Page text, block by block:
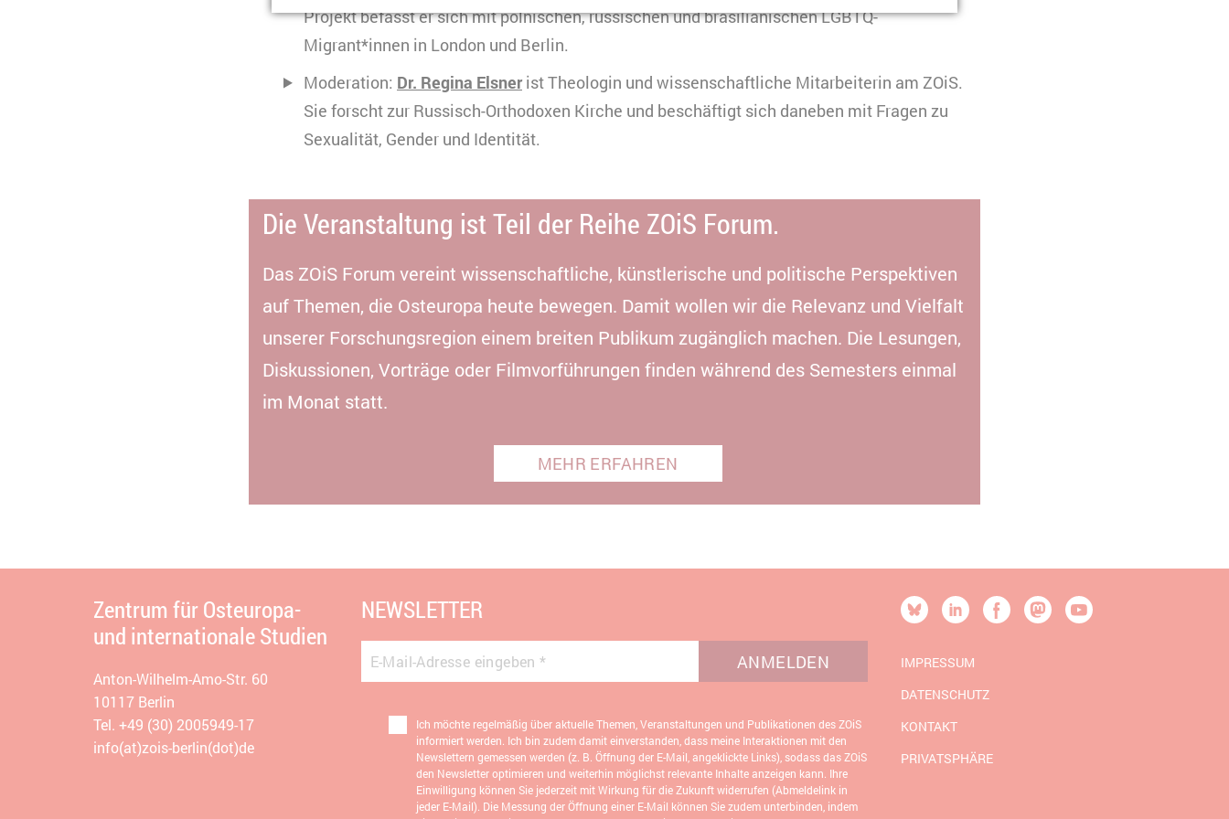
Projekt befasst er sich mit polnischen, russischen und brasilianischen LGBTQ-
Migrant*innen in London und Berlin.
Moderation: Dr. Regina Elsnerist Theologin und wissenschaftliche Mitarbeiterin am ZOiS.
Sie forscht zur Russisch-Orthodoxen Kirche und beschäftigt sich daneben mit Fragen zu
Sexualität, Gender und Identität.
Die Veranstaltung ist Teil der Reihe ZOiS Forum.
Das ZOiS Forum vereint wissenschaftliche, künstlerische und politische Perspektiven
auf Themen, die Osteuropa heute bewegen. Damit wollen wir die Relevanz und Vielfalt
unserer Forschungsregion einem breiten Publikum zugänglich machen. Die Lesungen,
Diskussionen, Vorträge oder Filmvorführungen finden während des Semesters einmal
im Monat statt.
MEHR ERFAHREN
Zentrum für Osteuropa-
und internationale Studien
Anton-Wilhelm-Amo-Str. 60
10117 Berlin
Tel. +49 (30) 2005949-17
info(at)zois-berlin(dot)de
NEWSLETTER
E-Mail-Adresse eingeben*
Ich möchte regelmäßig über aktuelle Themen, Veranstaltungen und Publikationen des ZOiS
informiert werden. Ich bin zudem damit einverstanden, dass meine Interaktionen mit den
Newslettern gemessen werden (z. B. Öffnung der E-Mail, angeklickte Links), sodass das ZOiS
den Newsletter optimieren und weiterhin möglichst relevante Inhalte anzeigen kann. Ihre
Einwilligung können Sie jederzeit mit Wirkung für die Zukunft widerrufen (Abmeldelink in
jeder E-Mail). Die Messung der Öffnung einer E-Mail können Sie zudem unterbinden, indem
ANMELDEN
[SOCIALLINKSTITLE]
BlueskyLinkedinFacebookMastodonYouTube
IMPRESSUM
DATENSCHUTZ
KONTAKT
PRIVATSPHÄRE
Anbieter
TYPO3
Speichert dazu eine Besucher-ID.
Ablauf
13 Monate
Typ
HTML
Anbieter
Matomo
Zweck
Kurzzeitiges Cookie, um vorübergehende Daten des Besuchs zu
Ablauf
30 Minuten
Typ
HTML
Anbieter
Matomo
Bindet Videos ein, die unsere Kampagnenarbeit präsentieren. Es werden
Cookies gesetzt, und Daten in die USA transferiert, was Ihre Zustimmung
Ablauf
keine
Verbindung
Anbieter
YouTube